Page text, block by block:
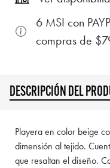
6 MSI con
compras de
DESCRIPCIÓN DEL
Playera en color beige
dimensión al tejido.
que resaltan el diseño.